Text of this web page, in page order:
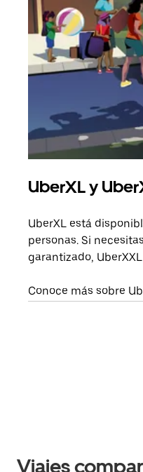
UberXL y
UberXL está
personas. Si
garantizado,
Conoce más sobre
Viajes